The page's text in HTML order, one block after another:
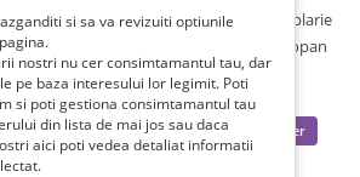
fabrici, la preturi avantajoase, tamplarie
germana la super pret), geam termopan
si sa va revizuiti optiunile
nostri nu cer consimtamantul tau, dar
pe baza interesului lor legimit. Poti
si poti gestiona consimtamantul tau
din lista de mai jos sau daca
aici poti vedea detaliat informatii